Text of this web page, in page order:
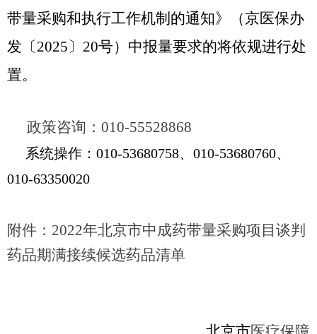
带量采购和执行工作机制的通知》（京医保办
发〔2025〕20号）中报量要求的将依规进行处
置。
政策咨询：010-55528868
系统操作：010-53680758、010-53680760、
010-63350020
附件： 2022年北京市中成药带量采购项目谈判
药品期满接续候选药品清单